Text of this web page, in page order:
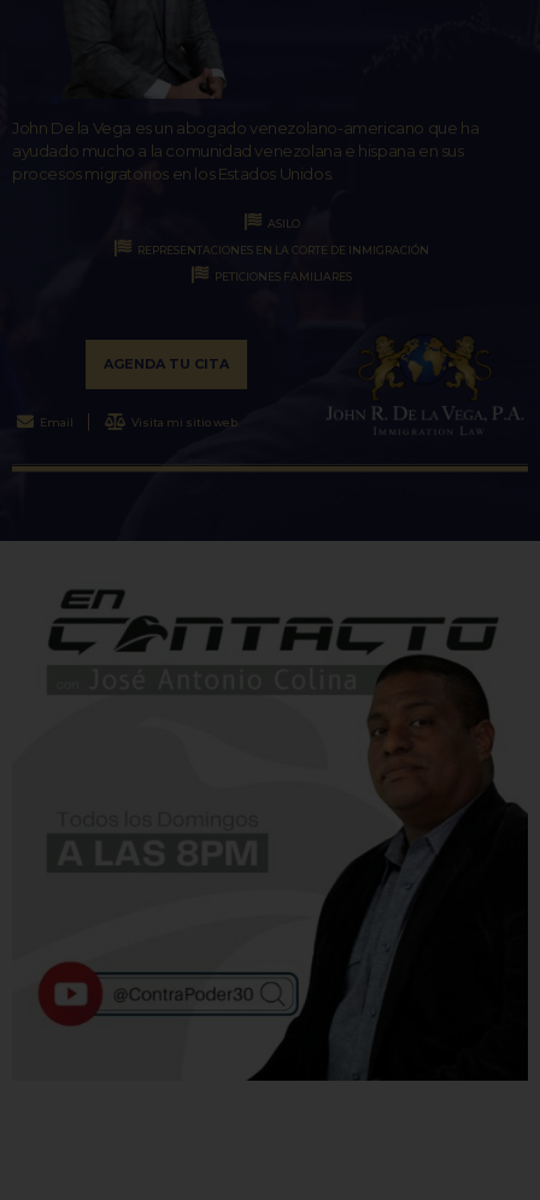
John De la Vega es un abogado venezolano-americano que ha
ayudado mucho a la comunidad venezolana e hispana en sus
procesos migratorios en los Estados Unidos.
ASILO
REPRESENTACIONES EN LA CORTE DE INMIGRACIÓN
PETICIONES FAMILIARES
AGENDA TU CITA
Email Visita mi sitio web